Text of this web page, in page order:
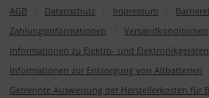
AGB
Datenschutz Impressum
Zahlungsinformationen
Versandkonditionen
Informationen zu Elektro- und Elektronikgeräten
Informationen zur Entsorgung von Altbatterien
Getrennte Ausweisung der Herstellerkosten für